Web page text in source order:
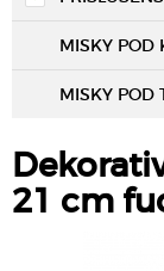
MISKY POD
MISKY POD
21 cm